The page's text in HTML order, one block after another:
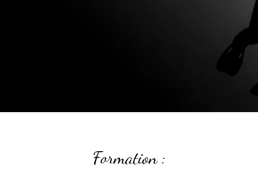
Formation :